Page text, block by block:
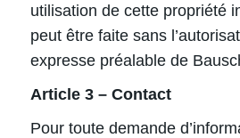
utilisation de cette propriété
peut être faite sans
expresse préalable de
Article 3 – Contact
Pour toute demande